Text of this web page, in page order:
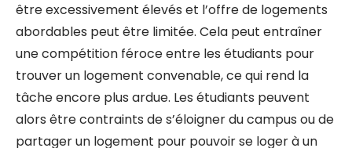
être excessivement élevés et l’offre de logements
abordables peut être limitée. Cela peut entraîner
une compétition féroce entre les étudiants pour
trouver un logement convenable, ce qui rend la
tâche encore plus ardue. Les étudiants peuvent
alors être contraints de s’éloigner du campus ou de
partager un logement pour pouvoir se loger à un